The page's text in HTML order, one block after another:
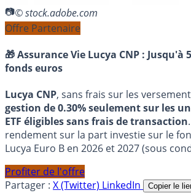
© stock.adobe.com
Offre Partenaire
🎁 Assurance Vie Lucya CNP : Jusqu'à
fonds euros
Lucya CNP, sans frais sur les
gestion de 0.30% seulement sur les
ETF éligibles sans frais de transaction
rendement sur la part investie sur le
Lucya Euro B en 2026 et 2027 (sous
Profiter de l'offre
Partager : X (Twitter) LinkedIn Copier le